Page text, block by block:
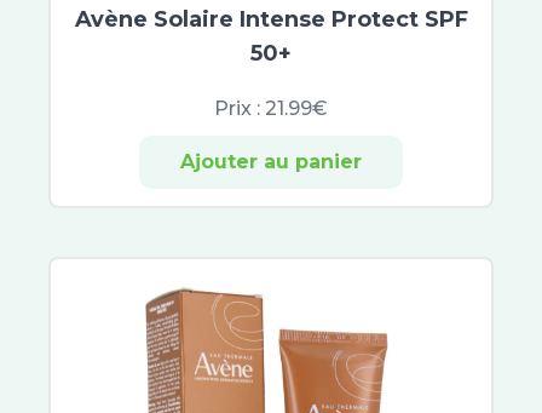
Ides Pharma
Dermophil
Santinov
Santé Verte
Cicabio
Atoderm
Nutreov Physcience
Lactibiane
Avène Solaire Intense Protect SPF
50+
Prix : 21.99€
Ajouter au panier